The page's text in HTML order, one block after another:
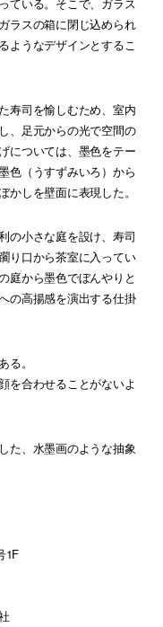
ラスの箱に閉じ込められ
ようなデザインとするこ
寿司を愉しむため、室内
、足元からの光で空間の
については、墨色をテー
色（うすずみいろ）から
しを壁面に表現した。
の小さな庭を設け、寿司
り口から茶室に入ってい
庭から墨色でぼんやりと
の高揚感を演出する仕掛
。
を合わせることがないよ
た、水墨画のような抽象
1F